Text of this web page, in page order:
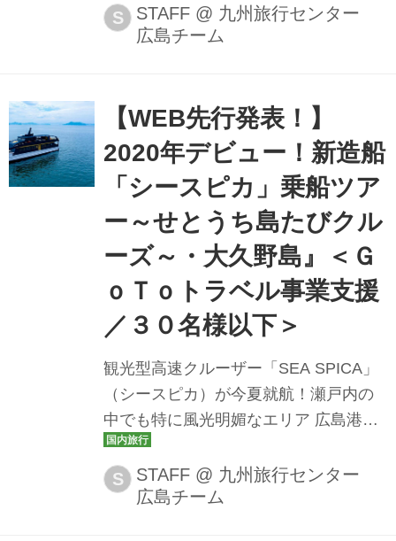
まで11の列車を乗り継いで日本縦断す
るツアーのご紹介です。 このツアー
降りできるフルムーングリーンパス利
用のコースです。 高齢のご夫婦にも配
慮し、ご参加人数は、バス1台につき18
名様限定で、バスは1人2席利用、列車
はペア席確約としています。 団体ツア
ーは、人数が多いので、ついていける
か不安というお客様も安心してご参加
いただけます！ また、昨年開催した同
ツアーにご参加いただいたお客様か...
S STAFF @ 九州旅行センター
広島チーム
【WEB先行発表！】
2020年デビュー！新造船
「シースピカ」乗船ツア
ー～せとうち島たびクル
ーズ～・大久野島』＜Ｇ
ｏＴｏトラベル事業支援
／３０名様以下＞
観光型高速クルーザー「SEA SPICA」
（シースピカ）が今夏就航！瀬戸内の
中でも特に風光明媚なエリア 広島港と
三原港を約半日かけて走ります。「シ
ースピカ」のせとうち島たびクルーズ
ツアーでは、アート＆歴史の島 下蒲刈
S STAFF @ 九州旅行センター
広島チーム